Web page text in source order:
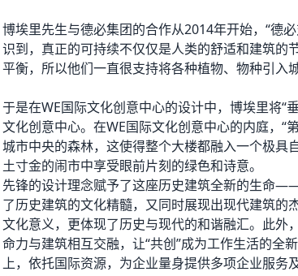
博埃里先生与德必集团的合作从2014年开始，“德
识到，真正的可持续不仅仅是人类的舒适和建筑的
平衡，所以他们一直很支持将各种植物、物种引入
于是在WE国际文化创意中心的设计中，博埃里将“
文化创意中心。在WE国际文化创意中心的内庭，“
城市中央的森林，这使得整个大楼都融入一个极具
土寸金的闹市中享受眼前片刻的绿色和诗意。
先锋的设计理念赋予了这座历史建筑全新的生命
了历史建筑的文化精髓，又同时展现出现代建筑的
文化意义，更体现了历史与现代的和谐融汇。此外
命力与建筑相互交融，让“共创”成为工作生活的全
上，依托国际资源，为企业量身提供多项企业服务